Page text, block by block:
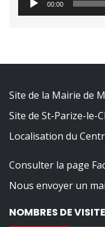
00:00
Site de la Mairie de
Site de St-Parize-le-
Localisation du
Consulter la page
Nous envoyer un
NOMBRES DE